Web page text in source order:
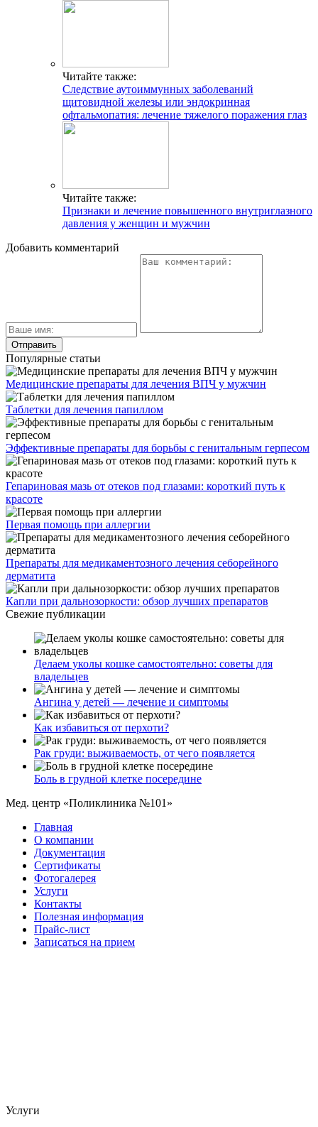
Читайте также:
Следствие аутоиммунных заболеваний
щитовидной железы или эндокринная
офтальмопатия: лечение тяжелого поражения глаз
Читайте также:
Признаки и лечение повышенного внутриглазного
давления у женщин и мужчин
Добавить комментарий
Популярные статьи
Медицинские препараты для лечения ВПЧ у мужчин
Таблетки для лечения папиллом
Эффективные препараты для борьбы с генитальным герпесом
Гепариновая мазь от отеков под глазами: короткий путь к
красоте
Первая помощь при аллергии
Препараты для медикаментозного лечения себорейного
дерматита
Капли при дальнозоркости: обзор лучших препаратов
Свежие публикации
Делаем уколы кошке самостоятельно: советы для
владельцев
Ангина у детей — лечение и симптомы
Как избавиться от перхоти?
Рак груди: выживаемость, от чего появляется
Боль в грудной клетке посередине
Мед. центр «Поликлиника №101»
Главная
О компании
Документация
Сертификаты
Фотогалерея
Услуги
Контакты
Полезная информация
Прайс-лист
Записаться на прием
Услуги